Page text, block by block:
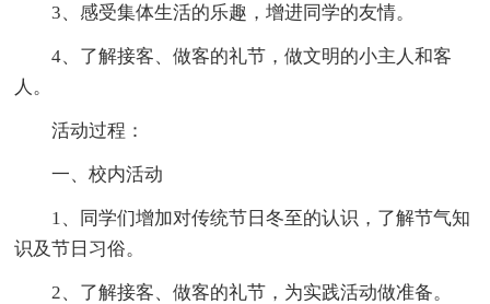
3、感受集体生活的乐趣，增进同学的友情。
4、了解接客、做客的礼节，做文明的小主人和客
人。
活动过程：
一、校内活动
1、同学们增加对传统节日冬至的认识，了解节气知
识及节日习俗。
2、了解接客、做客的礼节，为实践活动做准备。